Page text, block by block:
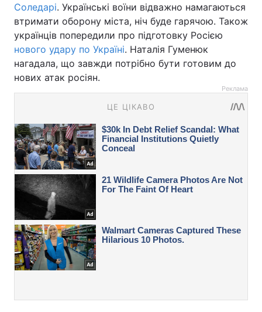
Соледарі. Українські воїни відважно намагаються
втримати оборону міста, ніч буде гарячою. Також
українців попередили про підготовку Росією
нового удару по Україні. Наталія Гуменюк
нагадала, що завжди потрібно бути готовим до
нових атак росіян.
Реклама